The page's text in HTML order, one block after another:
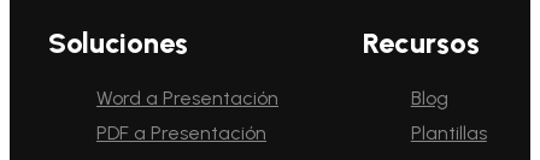
Soluciones
Word a Presentación
PDF a Presentación
Recursos
Blog
Plantillas